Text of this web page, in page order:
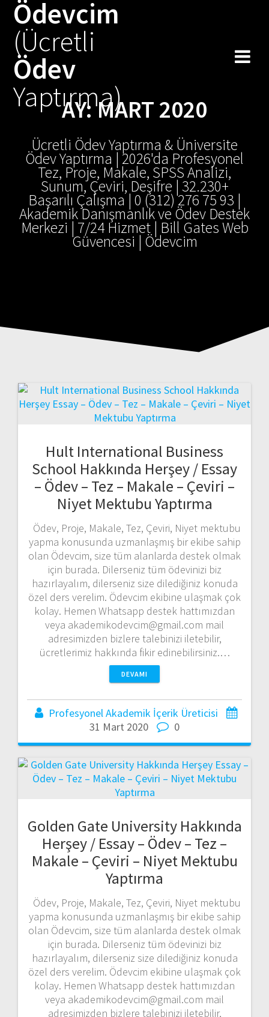
Ödevcim
(Ücretli
Ödev
Yaptırma)
AY:MART 2020
Ücretli Ödev Yaptırma & Üniversite
Ödev Yaptırma | 2026'da Profesyonel
Tez, Proje, Makale, SPSS Analizi,
Sunum, Çeviri, Deşifre | 32.230+
Başarılı Çalışma | 0 (312) 276 75 93 |
Akademik Danışmanlık ve Ödev Destek
Merkezi | 7/24 Hizmet | Bill Gates Web
Güvencesi | Ödevcim
Hult International Business
School Hakkında Herşey / Essay
– Ödev – Tez – Makale – Çeviri –
Niyet Mektubu Yaptırma
Ödev, Proje, Makale, Tez, Çeviri, Niyet mektubu
yapma konusunda uzmanlaşmış bir ekibe sahip
olan Ödevcim, size tüm alanlarda destek olmak
için burada. Dilerseniz tüm ödevinizi biz
hazırlayalım, dilerseniz size dilediğiniz konuda
özel ders verelim. Ödevcim ekibine ulaşmak çok
kolay. Hemen Whatsapp destek hattımızdan
veya akademikodevcim@gmail.com mail
adresimizden bizlere talebinizi iletebilir,
ücretlerimiz hakkında fikir edinebilirsiniz.…
DEVAMI
Profesyonel Akademik İçerik Üreticisi
31 Mart 2020
0
Golden Gate University Hakkında
Herşey / Essay – Ödev – Tez –
Makale – Çeviri – Niyet Mektubu
Yaptırma
Ödev, Proje, Makale, Tez, Çeviri, Niyet mektubu
yapma konusunda uzmanlaşmış bir ekibe sahip
olan Ödevcim, size tüm alanlarda destek olmak
için burada. Dilerseniz tüm ödevinizi biz
hazırlayalım, dilerseniz size dilediğiniz konuda
özel ders verelim. Ödevcim ekibine ulaşmak çok
kolay. Hemen Whatsapp destek hattımızdan
veya akademikodevcim@gmail.com mail
adresimizden bizlere talebinizi iletebilir,